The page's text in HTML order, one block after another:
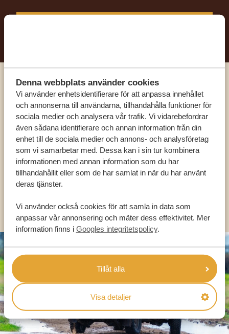
Denna webbplats använder cookies
Vi använder enhetsidentifierare för att anpassa innehållet
och annonserna till användarna, tillhandahålla funktioner för
sociala medier och analysera vår trafik. Vi vidarebefordrar
även sådana identifierare och annan information från din
enhet till de sociala medier och annons- och analysföretag
som vi samarbetar med. Dessa kan i sin tur kombinera
informationen med annan information som du har
tillhandahållit eller som de har samlat in när du har använt
deras tjänster.
Vi använder också cookies för att samla in data som
anpassar vår annonsering och mäter dess effektivitet. Mer
information finns i Googles integritetspolicy.
Tillåt alla
Visa detaljer
Ring en av våra experter
VÅRA SPECIALISTER FINNS HÄR FÖR ATT
HJÄLPA DIG
SV:+31 174 788 101